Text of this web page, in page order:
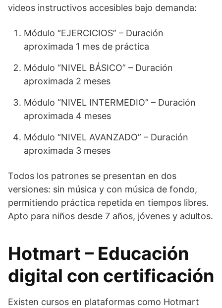
videos instructivos accesibles bajo demanda:
Módulo “EJERCICIOS” – Duración
aproximada 1 mes de práctica
Módulo “NIVEL BÁSICO” – Duración
aproximada 2 meses
Módulo “NIVEL INTERMEDIO” – Duración
aproximada 4 meses
Módulo “NIVEL AVANZADO” – Duración
aproximada 3 meses
Todos los patrones se presentan en dos
versiones: sin música y con música de fondo,
permitiendo práctica repetida en tiempos libres.
Apto para niños desde 7 años, jóvenes y adultos.
Hotmart – Educación
digital con certificación
Existen cursos en plataformas como Hotmart